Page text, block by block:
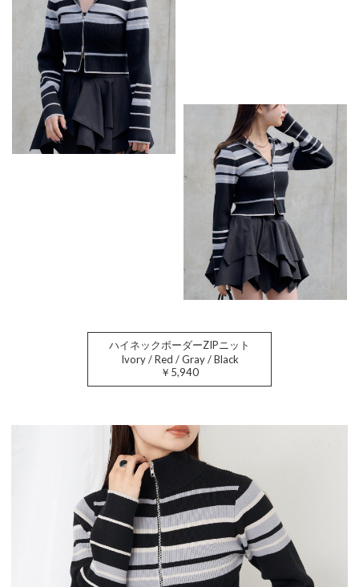
ハイネックボーダーZIPニット
Ivory / Red / Gray / Black
￥5,940